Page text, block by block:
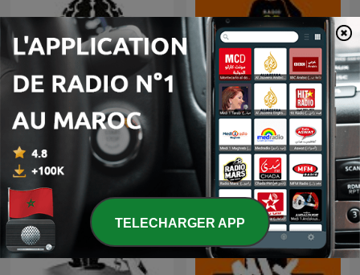
Learning from Machine
Learning
80 mix
TELECHARGER APP